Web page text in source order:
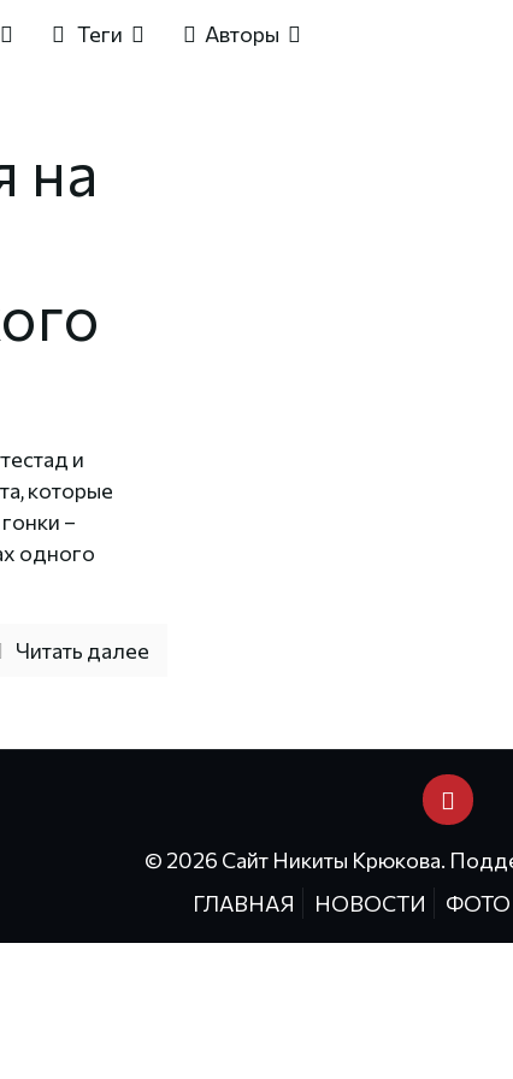
Теги Авторы
на
и
которые
–
одного
Читать далее
© 2026 Сайт Никиты Крюкова.
ГЛАВНАЯ
НОВОСТИ ФОТО